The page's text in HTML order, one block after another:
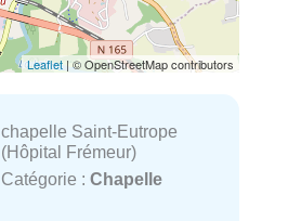
Leaflet | © OpenStreetMap contributors
chapelle Saint-Eutrope
(Hôpital Frémeur)
Catégorie : Chapelle